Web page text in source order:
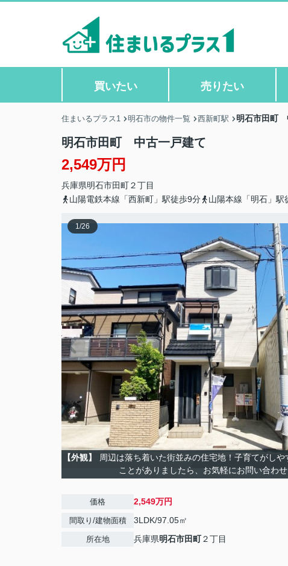
買いたい 売りたい
住まいるプラス1 明石市の物件一覧 西新町駅 明石市田町
明石市田町 中古一戸建て
2,549万円
兵庫県明石市田町２丁目
山陽電鉄本線「西新町」駅徒歩9分
山陽本線「明石」駅
1/26
【外観】
周辺は落ち着いた街並みの住宅地！子育てがし
ことがありましたら、お気軽にお問い合わせ
価格 2,549万円
間取り/建物面積 3LDK/97.05㎡
所在地 兵庫県明石市田町２丁目